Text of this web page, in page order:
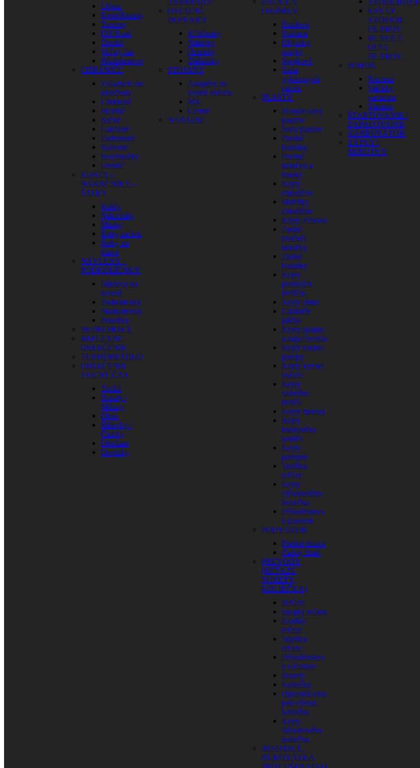
Urban
Sport/Racing
Touring
Off Road
Detské
Voľný čas
Príslušenstvo
CHRÁNIČE
Vkladacie do
oblečenia
Chrbtové
Hrudné
Krčné
Lakťové
Ľadvinové
Kolenné
Korytnačky
Detské
KUKLY –
NÁKRČNÍKY –
ŠATKY
Kukly
Nákrčníky
Masky
Šatky na krk
Šatky na
hlavu
NÁVLEKY –
PODKOLIENKY
Návleky na
kolená
Podkolienky
Nadkolienky
Ponožky
NEPREMOKY
REFLEXNÉ
OBLEČENIE
TERMOPRÁDLO
OBLEČENIE
VOĽNÝ ČAS
Tričká
Bundy /
Mikiny
Obuv
Šiltovky /
Čiapky
Okuliare
Doplnky
OSTATNÉ
DOPLNKY
Kľúčenky
Nálepky
Hrnčeky
Dáždniky
STOJANY
Adaptéry na
kyvnú vidlicu
MX
Cestné
NÁRADIE
OBJÍMKY
Brzdové
Radiace
Objímky
spojky
Spojkové
Sada
výklopných
páčok
PLASTY
Restyle sady
plastov
Sady plastov
Predné
blatníky
Predné
tabuľky a
masky
Kryty
chladičov
Mriežky
chladičov
Kryty airboxu
Zadné
(bočné)
tabuľky
Zadné
blatníky
Kryty
predných
tlmičov
Kryty rámu
Chrániče
páčok
Kryty spojky
a zapaľovania
Kryty vodnej
pumpy
Kryty kyvnej
vidlice
Kryty
zadného
tlmiča
Kryty motora
Kryty
brzdového
kotúča
Kryty
polepov
Vodítka
reťaze
Kryty
vývodového
koliečka
Príslušenstvo
k plastom
PODVOZOK
Predné tlmiče
Zadný tlmič
PREVODY
(REŤAZE,
ROZETY,
KOLIEČKA)
Reťaze
Spojky reťaze
Kladky
reťaze
Vodítka
reťaze
Príslušenstvo
k reťaziam
Rozety
Koliečka
Opravná sada
pod vývod.
koliečko
Kryty
vývodového
koliečka
RIADIDLÁ,
RUKOVÄTE A
KRYTY
VZDUCH.
FILTROV
HLAVICE
OLEJ.
FILTROV
POHON
Remene
Valčeky
variátora
Variátor
ŠTARTOVANIE /
ZAPAĽOVANIE
KARBURÁTOR
ZÁTKY /
SKRUTKY